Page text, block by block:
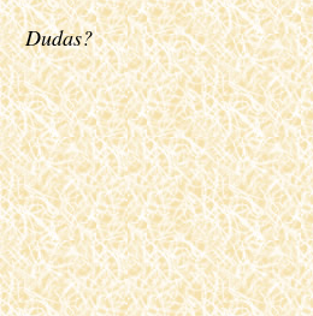
Dudas?